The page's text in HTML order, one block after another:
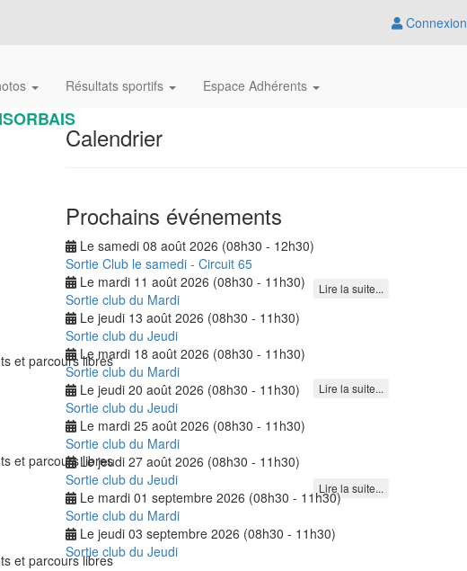
Connexion
Résultats sportifs Espace Adhérents
Lire la suite...
et parcours libres
Lire la suite...
et parcours libres
Lire la suite...
et parcours libres
Calendrier
Prochains événements
Le samedi 08 août 2026 (08h30 - 12h30)
Sortie Club le samedi - Circuit 65
Le mardi 11 août 2026 (08h30 - 11h30)
Sortie club du Mardi
Le jeudi 13 août 2026 (08h30 - 11h30)
Sortie club du Jeudi
Le mardi 18 août 2026 (08h30 - 11h30)
Sortie club du Mardi
Le jeudi 20 août 2026 (08h30 - 11h30)
Sortie club du Jeudi
Le mardi 25 août 2026 (08h30 - 11h30)
Sortie club du Mardi
Le jeudi 27 août 2026 (08h30 - 11h30)
Sortie club du Jeudi
Le mardi 01 septembre 2026 (08h30 - 11h30)
Sortie club du Mardi
Le jeudi 03 septembre 2026 (08h30 - 11h30)
Sortie club du Jeudi